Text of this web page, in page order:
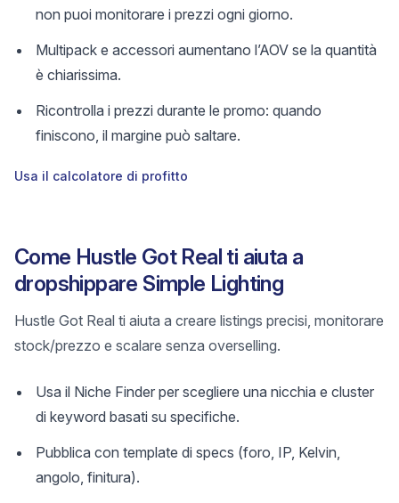
non puoi monitorare i prezzi ogni giorno.
Multipack e accessori aumentano l’AOV se la quantità
è chiarissima.
Ricontrolla i prezzi durante le promo: quando
finiscono, il margine può saltare.
Usa il calcolatore di profitto
Come Hustle Got Real ti aiuta a
dropshippare Simple Lighting
Hustle Got Real ti aiuta a creare listings precisi, monitorare
stock/prezzo e scalare senza overselling.
Usa il Niche Finder per scegliere una nicchia e cluster
di keyword basati su specifiche.
Pubblica con template di specs (foro, IP, Kelvin,
angolo, finitura).